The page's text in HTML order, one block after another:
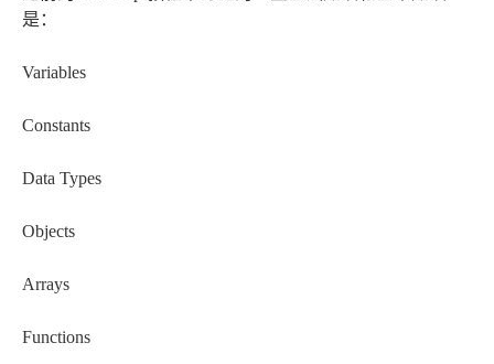
是：
Variables
Constants
Data Types
Objects
Arrays
Functions